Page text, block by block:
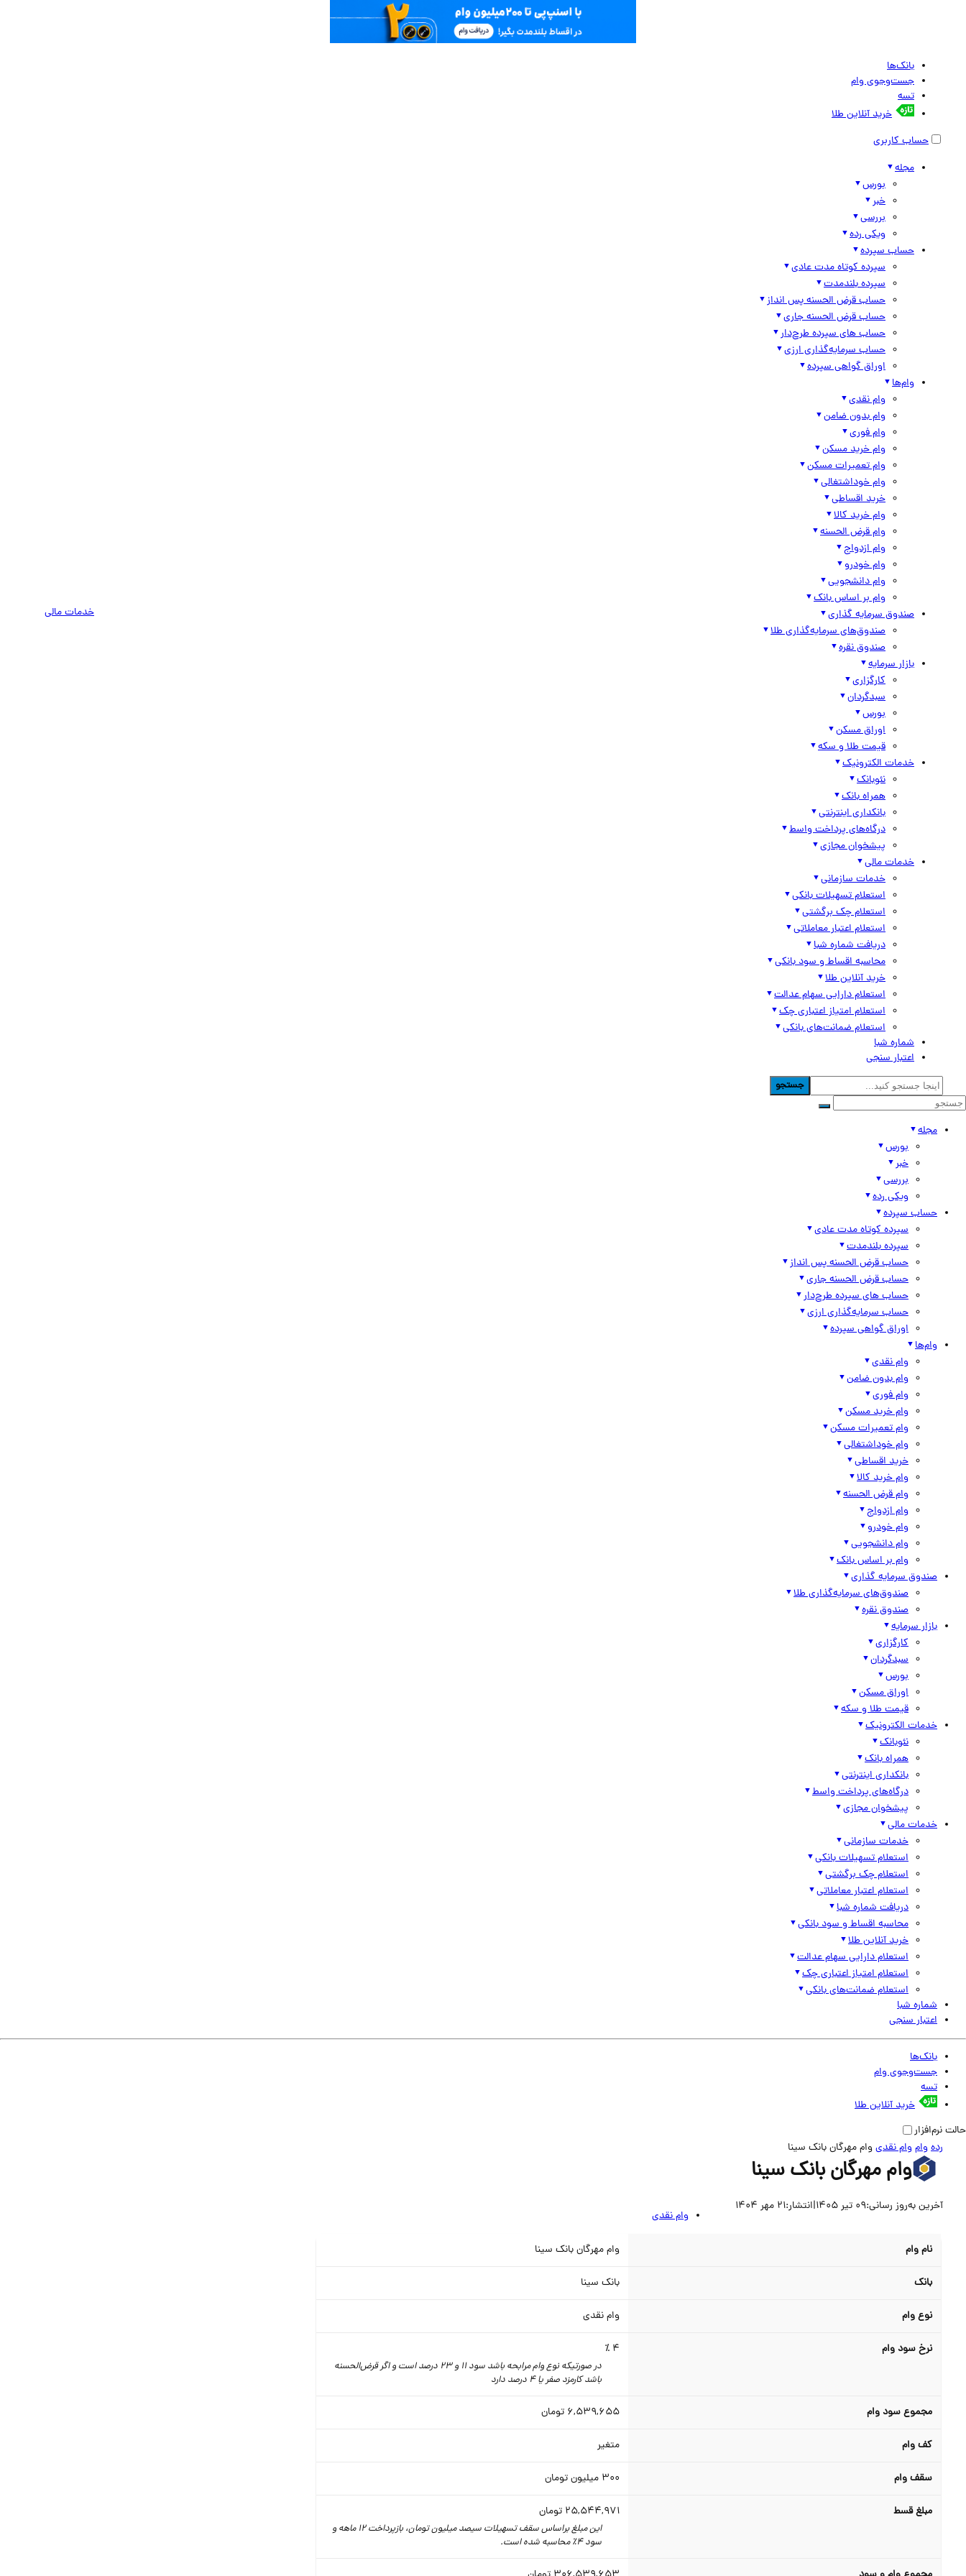
بانک‌ها
جست‌وجوی وام
تسه
خرید آنلاین طلا
حساب کاربری
مجله
بورس
خبر
بررسی
ویکی رده
حساب سپرده
سپرده کوتاه مدت عادی
سپرده بلندمدت
حساب قرض الحسنه پس انداز
حساب قرض الحسنه جاری
حساب های سپرده طرح‌دار
حساب سرمایه‌گذاری ارزی
اوراق گواهی سپرده
وام‌ها
وام نقدی
وام بدون ضامن
وام فوری
وام خرید مسکن
وام تعمیرات مسکن
وام خوداشتغالی
خرید اقساطی
وام خرید کالا
وام قرض الحسنه
وام ازدواج
وام خودرو
وام دانشجویی
وام بر اساس بانک
صندوق سرمایه گذاری
صندوق‌های سرمایه‌گذاری طلا
صندوق نقره
بازار سرمایه
کارگزاری
سبدگردان
بورس
اوراق مسکن
قیمت طلا و سکه
خدمات الکترونیک
نئوبانک
همراه بانک
بانکداری اینترنتی
درگاه‌های پرداخت واسط
پیشخوان مجازی
خدمات مالی
خدمات سازمانی
استعلام تسهیلات بانکی
استعلام چک برگشتی
استعلام اعتبار معاملاتی
دریافت شماره شبا
محاسبه اقساط و سود بانکی
خرید آنلاین طلا
استعلام دارایی سهام عدالت
استعلام امتیاز اعتباری چک
استعلام ضمانت‌های بانکی
شماره شبا
اعتبار سنجی
خدمات مالی
جستجو
مجله
بورس
خبر
بررسی
ویکی رده
حساب سپرده
سپرده کوتاه مدت عادی
سپرده بلندمدت
حساب قرض الحسنه پس انداز
حساب قرض الحسنه جاری
حساب های سپرده طرح‌دار
حساب سرمایه‌گذاری ارزی
اوراق گواهی سپرده
وام‌ها
وام نقدی
وام بدون ضامن
وام فوری
وام خرید مسکن
وام تعمیرات مسکن
وام خوداشتغالی
خرید اقساطی
وام خرید کالا
وام قرض الحسنه
وام ازدواج
وام خودرو
وام دانشجویی
وام بر اساس بانک
صندوق سرمایه گذاری
صندوق‌های سرمایه‌گذاری طلا
صندوق نقره
بازار سرمایه
کارگزاری
سبدگردان
بورس
اوراق مسکن
قیمت طلا و سکه
خدمات الکترونیک
نئوبانک
همراه بانک
بانکداری اینترنتی
درگاه‌های پرداخت واسط
پیشخوان مجازی
خدمات مالی
خدمات سازمانی
استعلام تسهیلات بانکی
استعلام چک برگشتی
استعلام اعتبار معاملاتی
دریافت شماره شبا
محاسبه اقساط و سود بانکی
خرید آنلاین طلا
استعلام دارایی سهام عدالت
استعلام امتیاز اعتباری چک
استعلام ضمانت‌های بانکی
شماره شبا
اعتبار سنجی
بانک‌ها
جست‌وجوی وام
تسه
خرید آنلاین طلا
حالت نرم‌افزار
ردهواموام نقدیوام مهرگان بانک سینا
وام مهرگان بانک سینا
آخرین به‌روز رسانی:09 تیر 1405 |انتشار:21 مهر 1404
وام نقدی
نام وام وام مهرگان بانک سینا
بانک بانک سینا
نوع وام وام نقدی
نرخ سود وام 4 ٪
در صورتیکه نوع وام مرابحه باشد سود 11 و 23 درصد است و اگر قرض‌الحسنه
باشد کارمزد صفر یا 4 درصد دارد
مجموع سود وام 6,539,655 تومان
کف وام متغیر
سقف وام 300 میلیون تومان
مبلغ قسط 25,544,971 تومان
این مبلغ براساس سقف تسهیلات سیصد میلیون تومان، بازپرداخت 12 ماهه و
سود 4٪‌ محاسبه شده است.